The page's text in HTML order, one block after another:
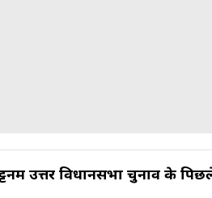
उत्तर विधानसभा चुनाव के